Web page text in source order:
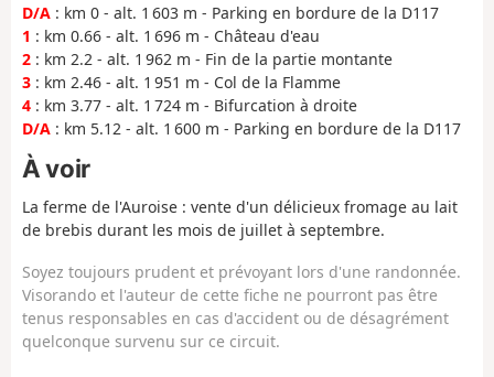
D/A : km 0 - alt. 1 603 m - Parking en bordure de la D117
1 : km 0.66 - alt. 1 696 m - Château d'eau
2 : km 2.2 - alt. 1 962 m - Fin de la partie montante
3 : km 2.46 - alt. 1 951 m - Col de la Flamme
4 : km 3.77 - alt. 1 724 m - Bifurcation à droite
D/A : km 5.12 - alt. 1 600 m - Parking en bordure de la D117
À voir
La ferme de l'Auroise : vente d'un délicieux fromage au lait
de brebis durant les mois de juillet à septembre.
Soyez toujours prudent et prévoyant lors d'une randonnée.
Visorando et l'auteur de cette fiche ne pourront pas être
tenus responsables en cas d'accident ou de désagrément
quelconque survenu sur ce circuit.